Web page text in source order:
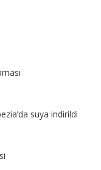
suya indirildi